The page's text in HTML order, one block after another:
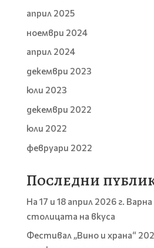
април 2025
ноември 2024
април 2024
декември 2023
юли 2023
декември 2022
юли 2022
февруари 2022
Последни
На 17 и 18 април 2026 г.
столицата на вкуса
Фестивал „Вино и храна“